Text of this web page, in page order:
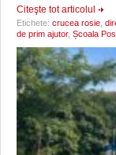
Citeşte tot articolul
Etichete: crucea rosie
de prim ajutor, Școala